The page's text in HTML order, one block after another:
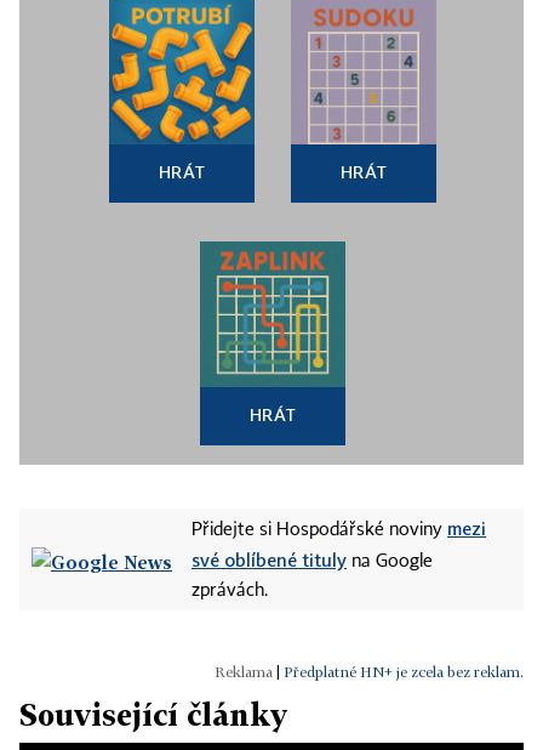
HRÁT HRÁT
HRÁT
Přidejte si Hospodářské noviny mezi
své oblíbené tituly na Google
zprávách.
Předplatné HN+ je zcela bez reklam.
Související články